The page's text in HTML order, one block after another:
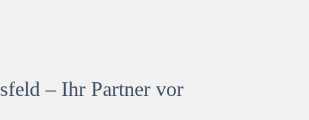
– Ihr Partner vor